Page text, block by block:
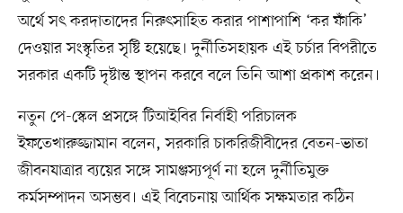
অর্থে সৎ করদাতাদের নিরুৎসাহিত করার পাশাপাশি ‘কর ফাঁকি’
দেওয়ার সংস্কৃতির সৃষ্টি হয়েছে। দুর্নীতিসহায়ক এই চর্চার বিপরীতে
সরকার একটি দৃষ্টান্ত স্থাপন করবে বলে তিনি আশা প্রকাশ করেন।
নতুন পে-স্কেল প্রসঙ্গে টিআইবির নির্বাহী পরিচালক
ইফতেখারুজ্জামান বলেন, সরকারি চাকরিজীবীদের বেতন-ভাতা
জীবনযাত্রার ব্যয়ের সঙ্গে সামঞ্জস্যপূর্ণ না হলে দুর্নীতিমুক্ত
কর্মসম্পাদন অসম্ভব। এই বিবেচনায় আর্থিক সক্ষমতার কঠিন